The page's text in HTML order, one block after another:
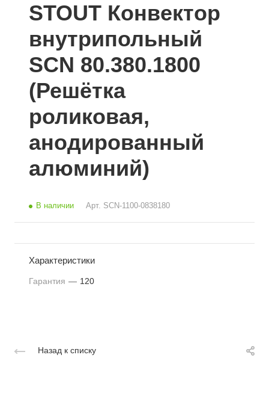
STOUT Конвектор
внутрипольный
SCN 80.380.1800
(Решётка
роликовая,
анодированный
алюминий)
В наличии Арт. SCN-1100-0838180
Характеристики
Гарантия — 120
Назад к списку